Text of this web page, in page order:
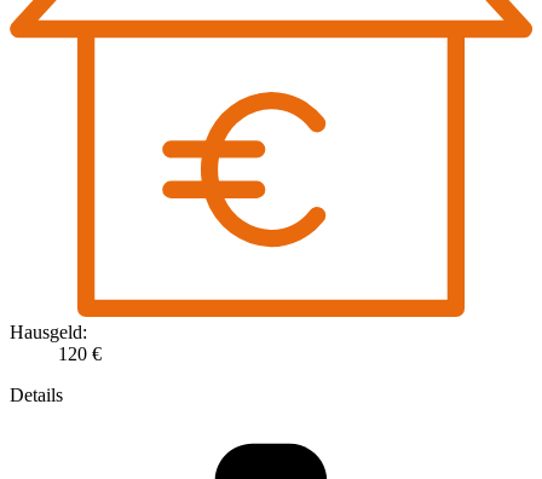
Hausgeld:
120 €
Details